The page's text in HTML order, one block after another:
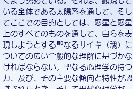
いる全体である太陽系を通して、そし
てここでの目的としては、惑星と惑星
上のすべてのものを通して、自らを表
現しようとする聖なるサイキ（魂）に
ついての広い全般的な理解に基づかな
ければならない。聖なる心理学の持つ
力、及び、その主要な傾向と特性が認